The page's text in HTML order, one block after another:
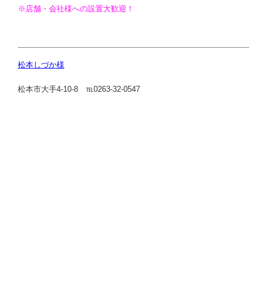
※店舗・会社様への設置大歓迎！
松本しづか様
松本市大手4-10-8 ℡0263-32-0547